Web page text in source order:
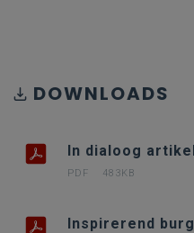
DOWNLOADS
In dialoog
PDF 483KB
Inspirerend